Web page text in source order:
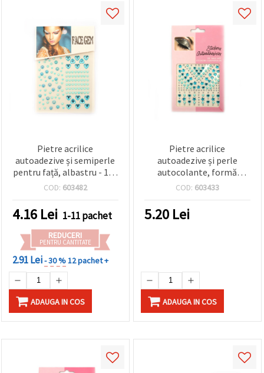
Pietre acrilice
autoadezive și semiperle
pentru față, albastru - 124
bucăți
COD: 603482
4.16 Lei 1-11 pachet
REDUCERI
PENTRU CANTITATE
2.91 Lei- 30 %12 pachet +
ADAUGA IN COS
Pietre acrilice
autoadezive și perle
autocolante, formă
semisferică, albastru –
COD: 603433
5.20 Lei
ADAUGA IN COS